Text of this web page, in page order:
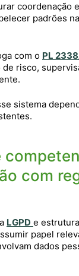
coordenação
padrões
com o PL
de risco,
sistema
com
LGPD e
papel
dados